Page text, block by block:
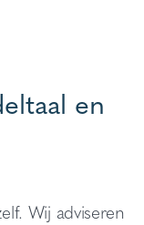
en
Wij adviseren